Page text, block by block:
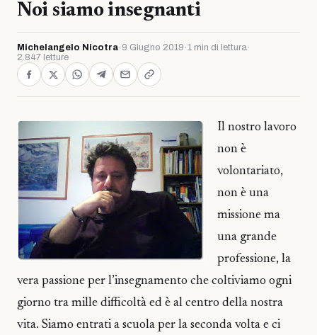
Noi siamo insegnanti
Michelangelo Nicotra· 9 Giugno 2019 ·1 min di lettura·
2.847 letture
Il nostro lavoro
non è
volontariato,
non è una
missione ma
una grande
professione, la
vera passione per l’insegnamento che coltiviamo ogni
giorno tra mille difficoltà ed è al centro della nostra
vita. Siamo entrati a scuola per la seconda volta e ci